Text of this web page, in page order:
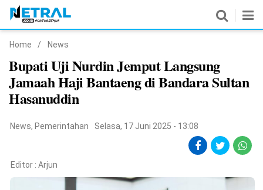
Nasional
Pemerintahan
Politik
Hukrim
Home / News
Bupati Uji Nurdin Jemput Langsung
Jamaah Haji Bantaeng di Bandara Sultan
Hasanuddin
News, Pemerintahan Selasa, 17 Juni 2025 - 13:08
Editor : Arjun